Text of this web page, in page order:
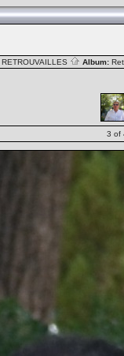
RETROUVAILLES Album:
3 of